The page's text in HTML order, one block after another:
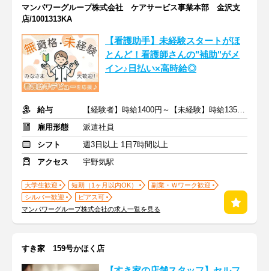
マンパワーグループ株式会社 ケアサービス事業本部 金沢支
店/1001313KA
【看護助手】未経験スタートがほ
とんど！看護師さんの"補助"がメ
イン♪日払い×高時給◎
給与
【経験者】時給1400円～【未経験】時給1350円～ ※交通費全額
雇用形態
派遣社員
シフト
週3日以上 1日7時間以上
アクセス
宇野気駅
大学生歓迎 短期（1ヶ月以内OK）
副業・Ｗワーク歓迎
シルバー歓迎
ピアス可
マンパワーグループ株式会社の求人一覧を見る
すき家 159号かほく店